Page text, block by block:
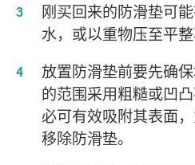
刚买回来的防滑垫可
水，或以重物压至平整
放置防滑垫前要先确
的范围采用粗糙或凹
必可有效吸附其表面
移除防滑垫。